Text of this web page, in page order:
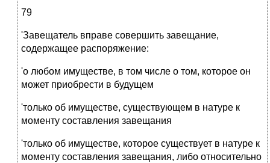
79
'Завещатель вправе совершить завещание,
содержащее распоряжение:
'о любом имуществе, в том числе о том, которое он
может приобрести в будущем
'только об имуществе, существующем в натуре к
моменту составления завещания
'только об имуществе, которое существует в натуре к
моменту составления завещания, либо относительно